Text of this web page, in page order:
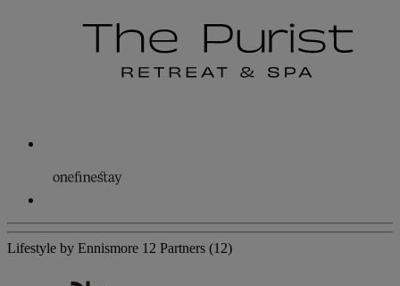
Lifestyle by Ennismore 12 Partners (12)